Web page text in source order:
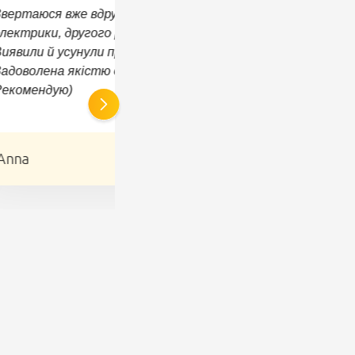
вже вдруге. Першого разу з
другого разу з ходової.
й усунули причину несправності.
якістю обслуговування.